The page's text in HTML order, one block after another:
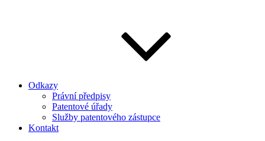
Odkazy
Právní předpisy
Patentové úřady
Služby patentového zástupce
Kontakt